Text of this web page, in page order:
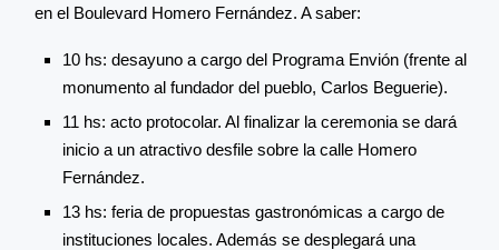
en el Boulevard Homero Fernández. A saber:
10 hs: desayuno a cargo del Programa Envión (frente al
monumento al fundador del pueblo, Carlos Beguerie).
11 hs: acto protocolar. Al finalizar la ceremonia se dará
inicio a un atractivo desfile sobre la calle Homero
Fernández.
13 hs: feria de propuestas gastronómicas a cargo de
instituciones locales. Además se desplegará una